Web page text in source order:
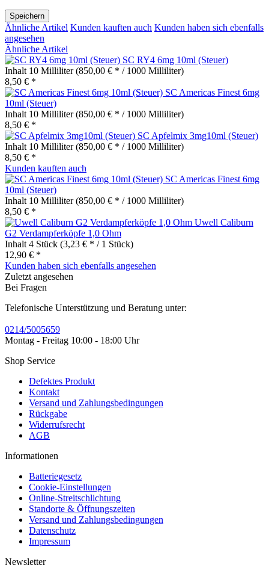
Speichern
Ähnliche Artikel Kunden kauften auch Kunden haben sich ebenfalls
angesehen
Ähnliche Artikel
SC RY4 6mg 10ml (Steuer)
Inhalt 10 Milliliter(850,00 € * / 1000 Milliliter)
8,50 € *
SC Americas Finest 6mg
10ml (Steuer)
Inhalt 10 Milliliter(850,00 € * / 1000 Milliliter)
8,50 € *
SC Apfelmix 3mg10ml (Steuer)
Inhalt 10 Milliliter(850,00 € * / 1000 Milliliter)
8,50 € *
Kunden kauften auch
SC Americas Finest 6mg
10ml (Steuer)
Inhalt 10 Milliliter(850,00 € * / 1000 Milliliter)
8,50 € *
Uwell Caliburn
G2 Verdampferköpfe 1,0 Ohm
Inhalt 4 Stück (3,23 € * / 1 Stück)
12,90 € *
Kunden haben sich ebenfalls angesehen
Zuletzt angesehen
Bei Fragen
Telefonische Unterstützung und Beratung unter:
0214/5005659
Montag - Freitag 10:00 - 18:00 Uhr
Shop Service
Defektes Produkt
Kontakt
Versand und Zahlungsbedingungen
Rückgabe
Widerrufsrecht
AGB
Informationen
Batteriegesetz
Cookie-Einstellungen
Online-Streitschlichtung
Standorte & Öffnungszeiten
Versand und Zahlungsbedingungen
Datenschutz
Impressum
Newsletter